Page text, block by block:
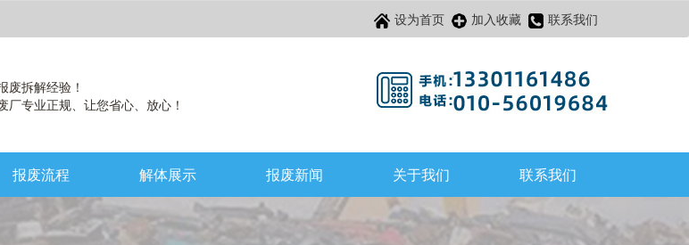
设为首页 加入收藏 联系我们
废拆解经验！
厂专业正规、让您省心、放心！
报废流程 解体展示 报废新闻 关于我们 联系我们